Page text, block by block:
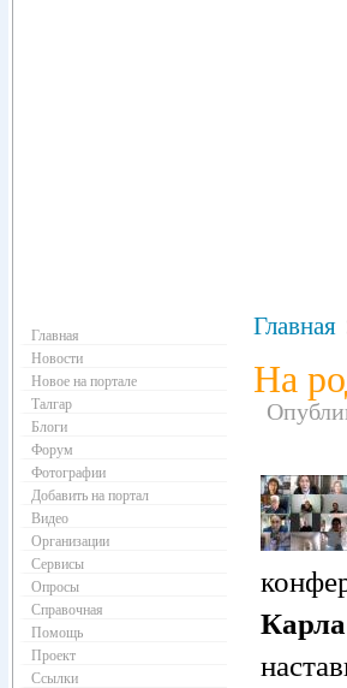
Главная
На
Главная
Новости
Новое на портале
Талгар
Блоги
Форум
Фотографии
Добавить на портал
Видео
Организации
Сервисы
Опросы
Справочная
Помощь
Проект
Ссылки